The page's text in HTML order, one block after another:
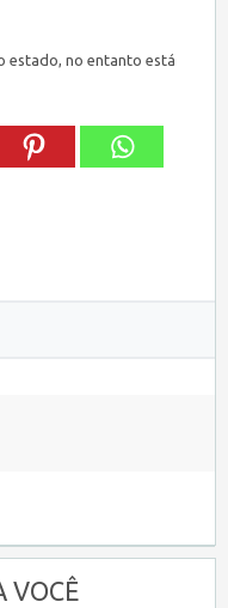
estado, no entanto está
VOCÊ